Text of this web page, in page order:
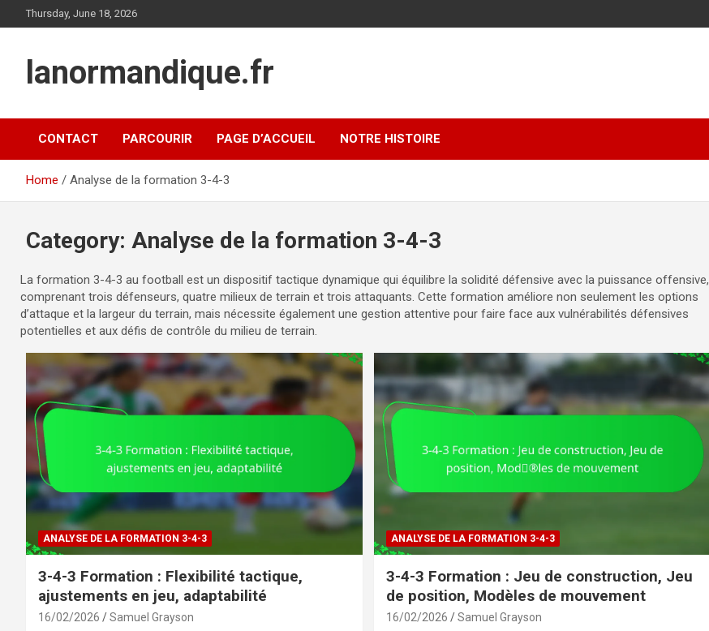
to
Thursday, June 18, 2026
lanormandique.fr
CONTACT PARCOURIR PAGE D’ACCUEIL NOTRE HISTOIRE
Home Analyse de la formation 3-4-3
Category: Analyse de la formation 3-4-3
La formation 3-4-3 au football est un dispositif tactique dynamique qui équilibre la solidité défensive avec la puissance offensive,
comprenant trois défenseurs, quatre milieux de terrain et trois attaquants. Cette formation améliore non seulement les options
d’attaque et la largeur du terrain, mais nécessite également une gestion attentive pour faire face aux vulnérabilités défensives
potentielles et aux défis de contrôle du milieu de terrain.
ANALYSE DE LA FORMATION 3-4-3
3-4-3 Formation : Flexibilité tactique,
ajustements en jeu, adaptabilité
16/02/2026 Samuel Grayson
ANALYSE DE LA FORMATION 3-4-3
3-4-3 Formation : Jeu de construction, Jeu
de position, Modèles de mouvement
16/02/2026 Samuel Grayson